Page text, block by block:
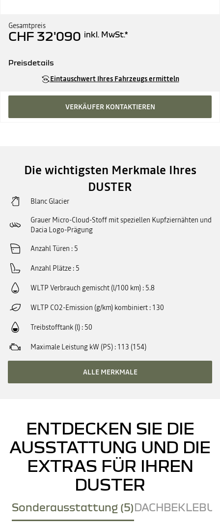
Gesamtpreis
CHF 32'090 inkl. MwSt.*
Preisdetails
Eintauschwert Ihres Fahrzeugs ermitteln
VERKÄUFER KONTAKTIEREN
Die wichtigsten Merkmale Ihres
DUSTER
Blanc Glacier
Grauer Micro-Cloud-Stoff mit speziellen Kupfziernähten und
Dacia Logo-Prägung
Anzahl Türen 5
Anzahl Plätze 5
WLTP Verbrauch gemischt (l/100 km) 5.8
WLTP CO2-Emission (g/km) kombiniert 130
Treibstofftank (l) 50
Maximale Leistung kW (PS) 113 (154)
ALLE MERKMALE
ENTDECKEN SIE DIE
AUSSTATTUNG UND DIE
EXTRAS FÜR IHREN
DUSTER
Sonderausstattung (5)